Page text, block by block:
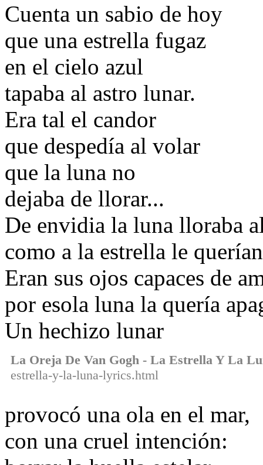
Cuenta un sabio de hoy
que una estrella fugaz
en el cielo azul
tapaba al astro lunar.
Era tal el candor
que despedía al volar
que la luna no
dejaba de llorar...
De envidia la luna lloraba
como a la estrella le
Eran sus ojos capaces de
por esola luna la quería
Un hechizo lunar
La Oreja De Van Gogh - La Estrella Y La
estrella-y-la-luna-lyrics.html
provocó una ola en el mar,
con una cruel intención: